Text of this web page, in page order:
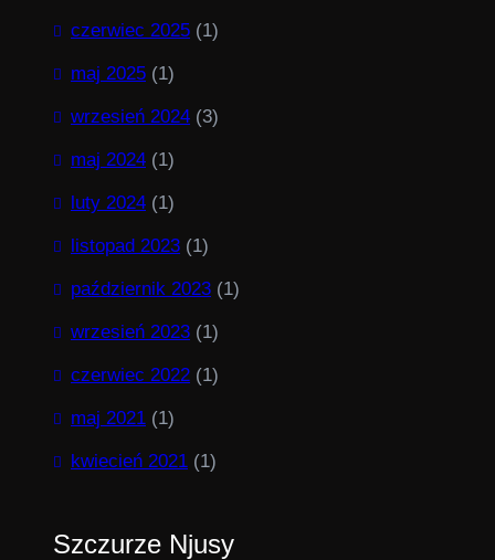
czerwiec 2025 (1)
maj 2025 (1)
wrzesień 2024 (3)
maj 2024 (1)
luty 2024 (1)
listopad 2023 (1)
październik 2023 (1)
wrzesień 2023 (1)
czerwiec 2022 (1)
maj 2021 (1)
kwiecień 2021 (1)
Szczurze Njusy